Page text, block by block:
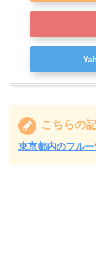
こちらの
東京都内のフル